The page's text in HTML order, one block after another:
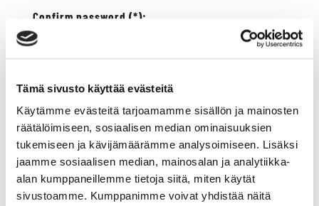
Tämä sivusto käyttää evästeitä
Käytämme evästeitä tarjoamamme sisällön ja mainosten
räätälöimiseen, sosiaalisen median ominaisuuksien
tukemiseen ja kävijämäärämme analysoimiseen. Lisäksi
jaamme sosiaalisen median, mainosalan ja analytiikka-
alan kumppaneillemme tietoja siitä, miten käytät
sivustoamme. Kumppanimme voivat yhdistää näitä
Confirm password (*):
Street address (*):